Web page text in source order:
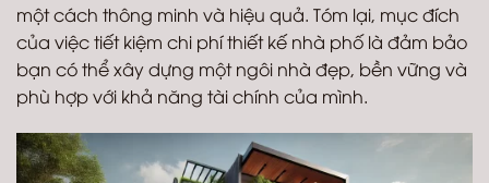
một cách thông minh và hiệu quả. Tóm lại, mục đích
của việc tiết kiệm chi phí thiết kế nhà phố là đảm bảo
bạn có thể xây dựng một ngôi nhà đẹp, bền vững và
phù hợp với khả năng tài chính của mình.